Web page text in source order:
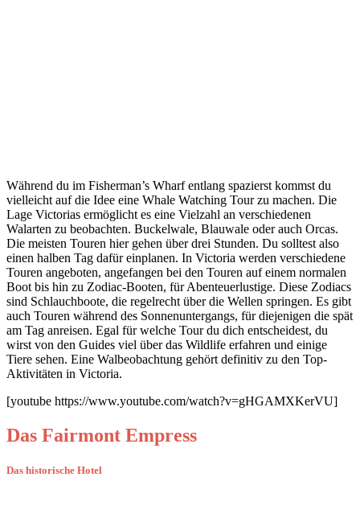
Während du im Fisherman’s Wharf entlang spazierst kommst du
vielleicht auf die Idee eine Whale Watching Tour zu machen. Die
Lage Victorias ermöglicht es eine Vielzahl an verschiedenen
Walarten zu beobachten. Buckelwale, Blauwale oder auch Orcas.
Die meisten Touren hier gehen über drei Stunden. Du solltest also
einen halben Tag dafür einplanen. In Victoria werden verschiedene
Touren angeboten, angefangen bei den Touren auf einem normalen
Boot bis hin zu Zodiac-Booten, für Abenteuerlustige. Diese Zodiacs
sind Schlauchboote, die regelrecht über die Wellen springen. Es gibt
auch Touren während des Sonnenuntergangs, für diejenigen die spät
am Tag anreisen. Egal für welche Tour du dich entscheidest, du
wirst von den Guides viel über das Wildlife erfahren und einige
Tiere sehen. Eine Walbeobachtung gehört definitiv zu den Top-
Aktivitäten in Victoria.
[youtube https://www.youtube.com/watch?v=gHGAMXKerVU]
Das Fairmont Empress
Das historische Hotel